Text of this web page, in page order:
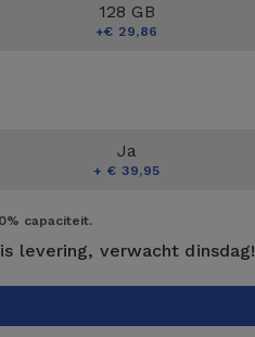
128 GB
+€ 29,86
Ja
+ € 39,95
capaciteit.
levering, verwacht dinsdag!